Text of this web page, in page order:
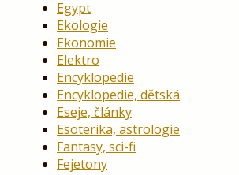
Egypt
Ekologie
Ekonomie
Elektro
Encyklopedie
Encyklopedie, dětská
Eseje, články
Esoterika, astrologie
Fantasy, sci-fi
Fejetony